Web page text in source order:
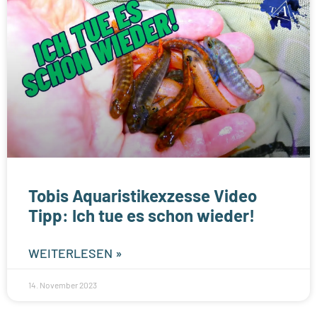
Tobis Aquaristikexzesse Video
Tipp: Ich tue es schon wieder!
WEITERLESEN »
14. November 2023